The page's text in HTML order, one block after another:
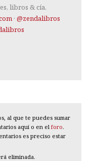
libros & cía.
· @zendalibros
al que te puedes sumar
aquí o en el foro.
es preciso estar
eliminada.